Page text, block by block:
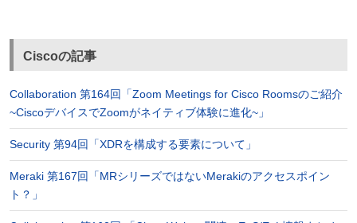
Ciscoの記事
Collaboration 第164回「Zoom Meetings for Cisco Roomsのご紹介
~CiscoデバイスでZoomがネイティブ体験に進化~」
Security 第94回「XDRを構成する要素について」
Meraki 第167回「MRシリーズではないMerakiのアクセスポイン
ト？」